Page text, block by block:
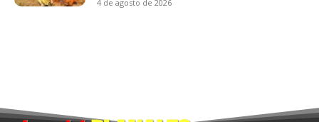
4 de agosto de 2026